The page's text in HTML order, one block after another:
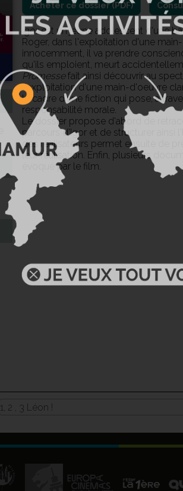
Igor est un jeune adolescent d'une
Roger, dans l'exploitation d'une
innocemment, il va prendre
qu'ils emploient, meurt
Promessefait ainsi découvrir au
l'exploitation d'une main-d'oeuvre
le cadre d'une fiction qui pose, à
responsabilité morale.
Le dossier propose d'abord de
parcours d'Igor et de structurer ainsi
des réalisateurs permet ensuite de
leur réalisation. Enfin, plusieurs
évoqué par le film.
1, 2 , 3 Léon !